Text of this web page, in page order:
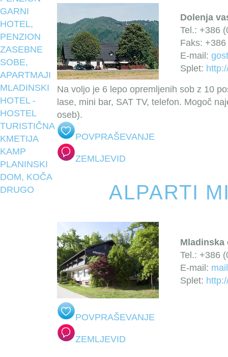
GARNI
HOTEL,
PENZION
ZASEBNE
SOBE,
APARTMAJI
MLADINSKI
HOTEL -
HOSTEL
TURISTIČNA
KMETIJA
KAMP
PLANINSKI
DOM, KOČA
DRUGO
Dolenja
Tel.: +386
Faks:
E-mail:
Splet:
Na voljo je 6 lepo opremljenih sob z 10
lase, mini bar, SAT TV, telefon. Mogoč
oseb).
POVPRAŠEVANJE
ZEMLJEVID
ALPARTI
Mladinska
Tel.: +386
E-mail:
Splet:
POVPRAŠEVANJE
ZEMLJEVID